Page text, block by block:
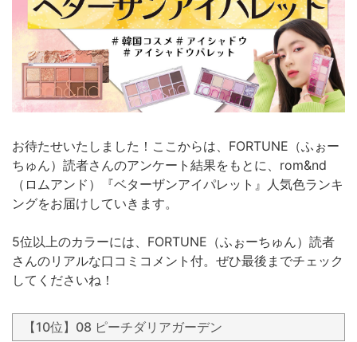
お待たせいたしました！ここからは、FORTUNE（ふぉー
ちゅん）読者さんのアンケート結果をもとに、rom&nd
（ロムアンド）『ベターザンアイパレット』人気色ランキ
ングをお届けしていきます。
5位以上のカラーには、FORTUNE（ふぉーちゅん）読者
さんのリアルな口コミコメント付。ぜひ最後までチェック
してくださいね！
【10位】08 ピーチダリアガーデン